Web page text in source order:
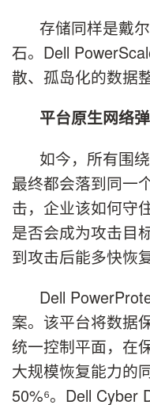
存储同样是戴
石。Dell
散、孤岛化的数据
平台原生网络
如今，所有围
最终都会落到同一
击，企业该如何守
是否会成为攻击目
到攻击后能多快恢
Dell
案。该平台将数据
统一控制平面，在
大规模恢复能力的
50%⁶。Dell Cyber